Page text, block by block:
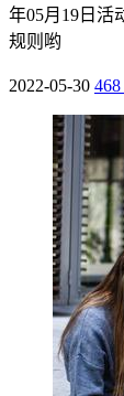
年05月19日活
规则哟
2022-05-30 468